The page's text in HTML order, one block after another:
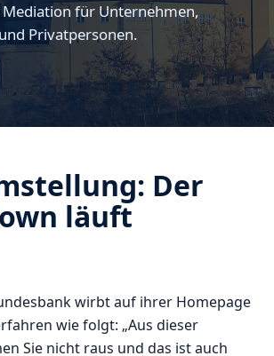
für Unternehmen,
Privatpersonen.
Der
läuft
wirbt auf ihrer Homepage
wie folgt: „Aus dieser
Sie nicht raus und das ist auch